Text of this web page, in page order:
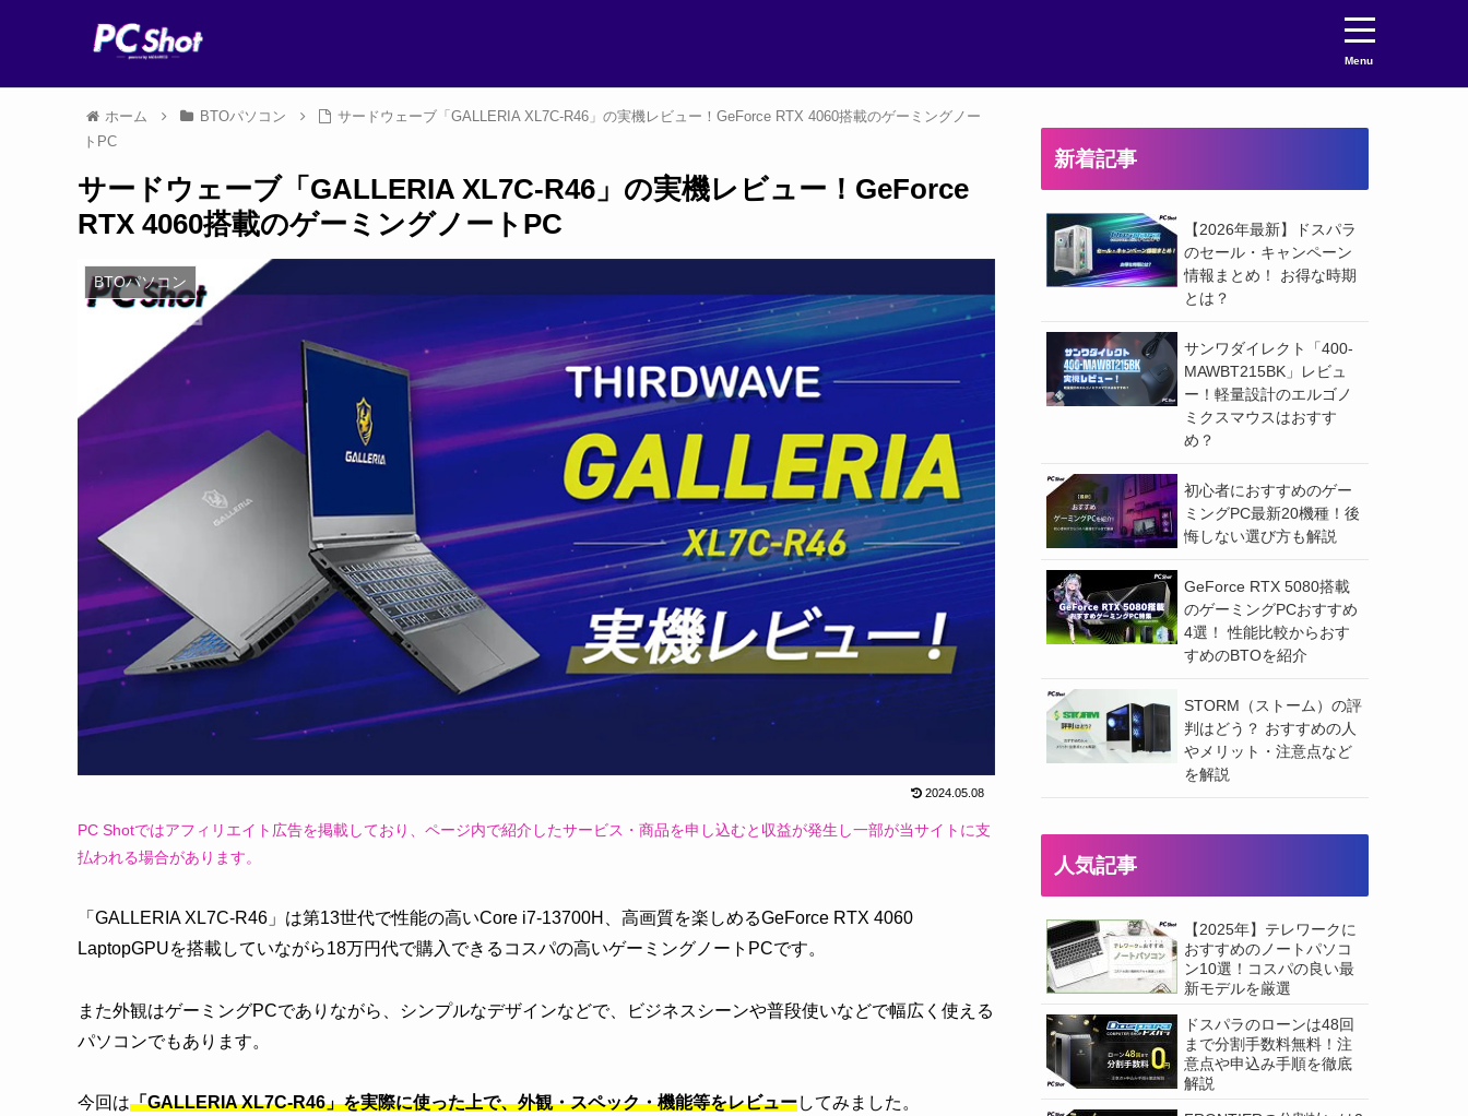
Menu
ホーム BTOパソコン
サードウェーブ「GALLERIA XL7C-R46」の実機レビュー！GeForce RTX 4060搭載のゲーミングノー
トPC
サードウェーブ「GALLERIA XL7C-R46」の実機レビュー！GeForce
RTX 4060搭載のゲーミングノートPC
BTOパソコン
2024.05.08
PC Shotではアフィリエイト広告を掲載しており、ページ内で紹介したサービス・商品を申し込むと収益が発生し一部が当サイトに支
払われる場合があります。
「GALLERIA XL7C-R46」は第13世代で性能の高いCore i7-13700H、高画質を楽しめるGeForce RTX 4060
LaptopGPUを搭載していながら18万円代で購入できるコスパの高いゲーミングノートPCです。
また外観はゲーミングPCでありながら、シンプルなデザインなどで、ビジネスシーンや普段使いなどで幅広く使える
パソコンでもあります。
今回は「GALLERIA XL7C-R46」を実際に使った上で、外観・スペック・機能等をレビューしてみました。
新着記事
【2026年最新】ドスパラ
のセール・キャンペーン
情報まとめ！ お得な時期
とは？
サンワダイレクト「400-
MAWBT215BK」レビュ
ー！軽量設計のエルゴノ
ミクスマウスはおすす
め？
初心者におすすめのゲー
ミングPC最新20機種！後
悔しない選び方も解説
GeForce RTX 5080搭載
のゲーミングPCおすすめ
4選！ 性能比較からおす
すめのBTOを紹介
STORM（ストーム）の評
判はどう？ おすすめの人
やメリット・注意点など
を解説
人気記事
【2025年】テレワークに
おすすめのノートパソコ
ン10選！コスパの良い最
新モデルを厳選
ドスパラのローンは48回
まで分割手数料無料！注
意点や申込み手順を徹底
解説